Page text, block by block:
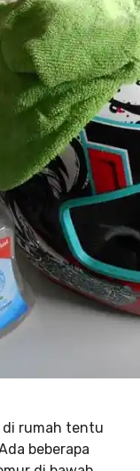
di rumah tentu
beberapa